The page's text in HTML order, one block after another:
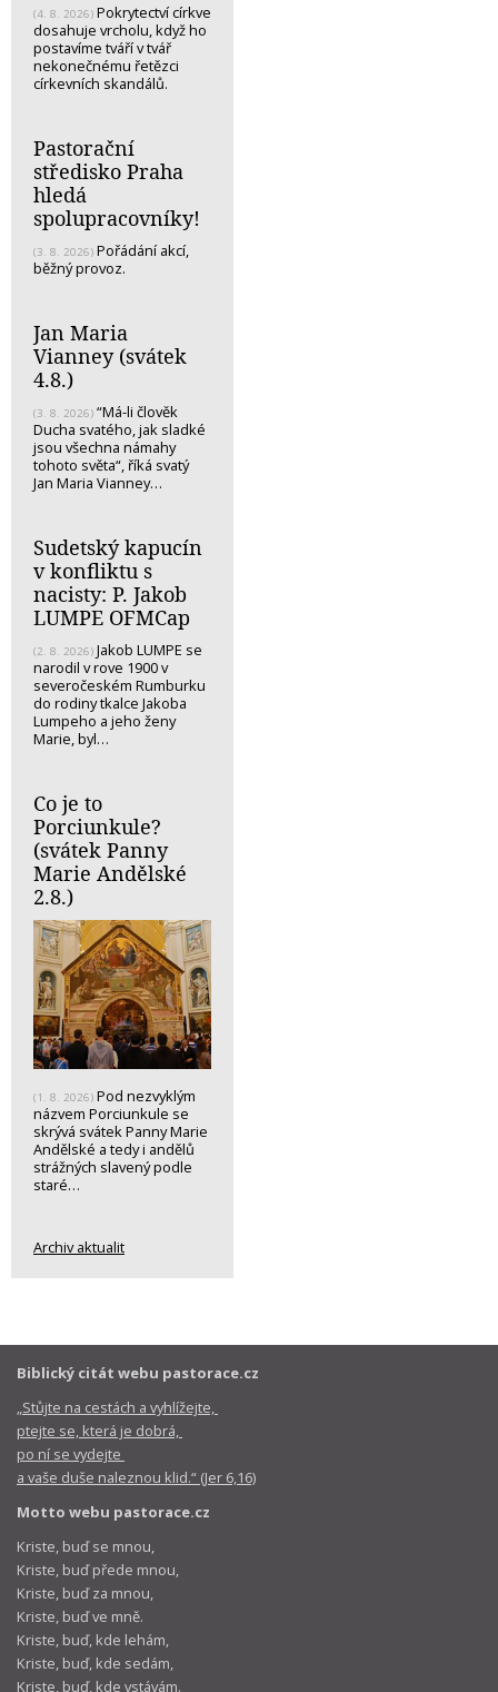
(4. 8. 2026) Pokrytectví církve
dosahuje vrcholu, když ho
postavíme tváří v tvář
nekonečnému řetězci
církevních skandálů.
Pastorační
středisko Praha
hledá
spolupracovníky!
(3. 8. 2026) Pořádání akcí,
běžný provoz.
Jan Maria
Vianney (svátek
4.8.)
(3. 8. 2026) “Má-li člověk
Ducha svatého, jak sladké
jsou všechna námahy
tohoto světa“, říká svatý
Jan Maria Vianney…
Sudetský kapucín
v konfliktu s
nacisty: P. Jakob
LUMPE OFMCap
(2. 8. 2026) Jakob LUMPE se
narodil v rove 1900 v
severočeském Rumburku
do rodiny tkalce Jakoba
Lumpeho a jeho ženy
Marie, byl…
Co je to
Porciunkule?
(svátek Panny
Marie Andělské
2.8.)
(1. 8. 2026) Pod nezvyklým
názvem Porciunkule se
skrývá svátek Panny Marie
Andělské a tedy i andělů
strážných slavený podle
staré…
Archiv aktualit
Biblický citát webu pastorace.cz
„Stůjte na cestách a vyhlížejte,
ptejte se, která je dobrá,
po ní se vydejte
a vaše duše naleznou klid.“ (Jer 6,16)
Motto webu pastorace.cz
Kriste, buď se mnou,
Kriste, buď přede mnou,
Kriste, buď za mnou,
Kriste, buď ve mně.
Kriste, buď, kde lehám,
Kriste, buď, kde sedám,
Kriste, buď, kde vstávám.